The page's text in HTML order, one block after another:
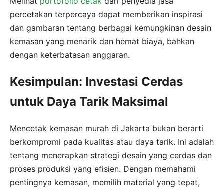
percetakan terpercaya dapat memberikan inspirasi
dan gambaran tentang berbagai kemungkinan desain
kemasan yang menarik dan hemat biaya, bahkan
dengan keterbatasan anggaran.
Kesimpulan: Investasi Cerdas
untuk Daya Tarik Maksimal
Mencetak kemasan murah di Jakarta bukan berarti
berkompromi pada kualitas atau daya tarik. Ini adalah
tentang menerapkan strategi desain yang cerdas dan
proses produksi yang efisien. Dengan memahami
pentingnya kemasan, memilih material yang tepat,